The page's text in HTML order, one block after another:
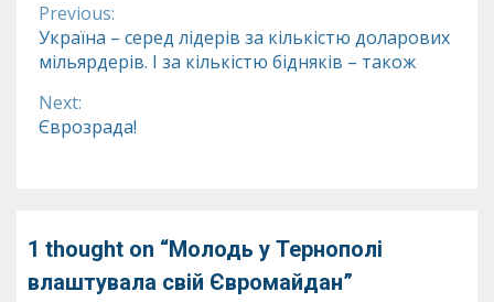
Continue
Reading
Previous:
Україна – серед лідерів за кількістю доларових
мільярдерів. І за кількістю бідняків – також
Next:
Єврозрада!
1 thought on “Молодь у Тернополі
влаштувала свій Євромайдан”